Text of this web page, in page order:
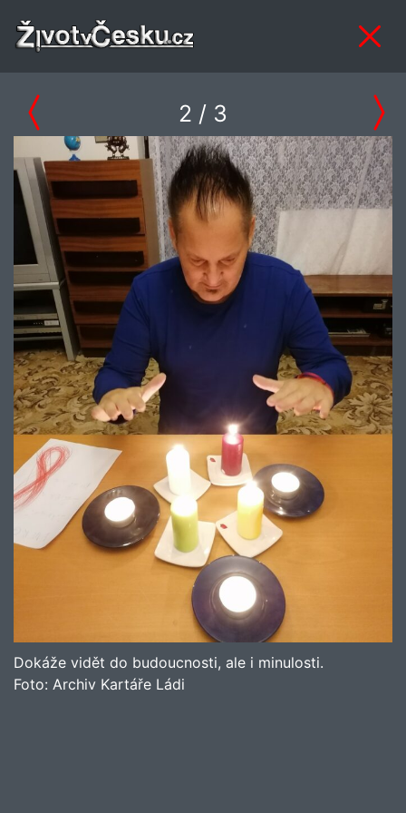
2 / 3
Dokáže vidět do budoucnosti, ale i minulosti.
Foto: Archiv Kartáře Ládi